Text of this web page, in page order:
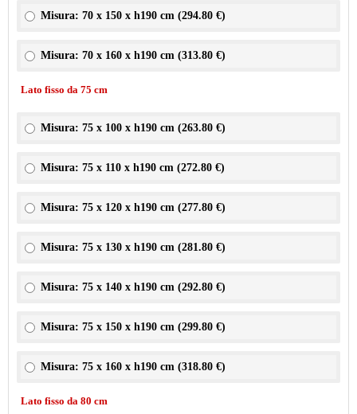
Misura: 70 x 150 x h190 cm (294.80 €)
Misura: 70 x 160 x h190 cm (313.80 €)
Lato fisso da 75 cm
Misura: 75 x 100 x h190 cm (263.80 €)
Misura: 75 x 110 x h190 cm (272.80 €)
Misura: 75 x 120 x h190 cm (277.80 €)
Misura: 75 x 130 x h190 cm (281.80 €)
Misura: 75 x 140 x h190 cm (292.80 €)
Misura: 75 x 150 x h190 cm (299.80 €)
Misura: 75 x 160 x h190 cm (318.80 €)
Lato fisso da 80 cm